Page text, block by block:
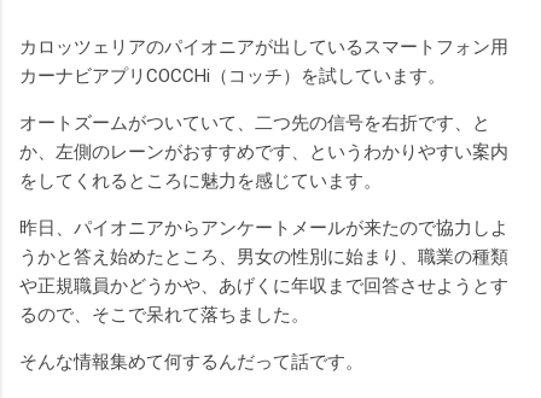
カロッツェリアのパイオニアが出しているスマートフォン用
カーナビアプリCOCCHi（コッチ）を試しています。
オートズームがついていて、二つ先の信号を右折です、と
か、左側のレーンがおすすめです、というわかりやすい案内
をしてくれるところに魅力を感じています。
昨日、パイオニアからアンケートメールが来たので協力しよ
うかと答え始めたところ、男女の性別に始まり、職業の種類
や正規職員かどうかや、あげくに年収まで回答させようとす
るので、そこで呆れて落ちました。
そんな情報集めて何するんだって話です。